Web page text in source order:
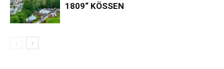
1809“ KÖSSEN